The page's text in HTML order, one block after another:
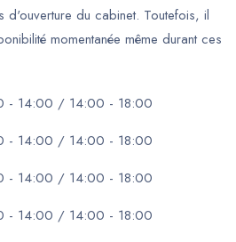
d'ouverture du cabinet. Toutefois, il
momentanée même durant ces
- 14:00 / 14:00 - 18:00
- 14:00 / 14:00 - 18:00
- 14:00 / 14:00 - 18:00
- 14:00 / 14:00 - 18:00